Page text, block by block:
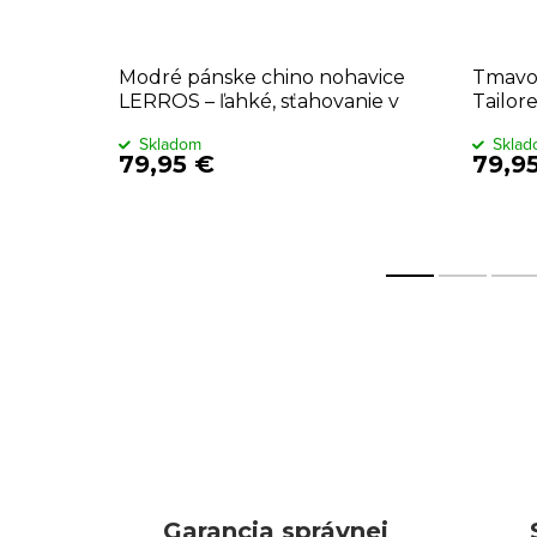
Modré pánske chino nohavice
LERROS – ľahké, sťahovanie v
79,95 €
Skladom
Garancia správnej